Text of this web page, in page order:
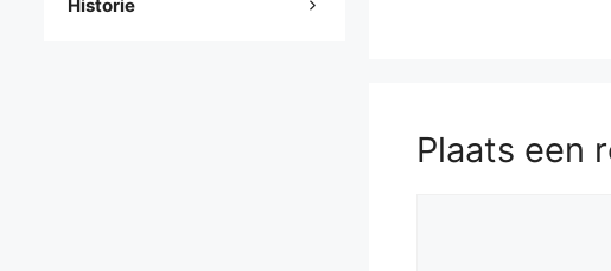
Plaats een
Historie